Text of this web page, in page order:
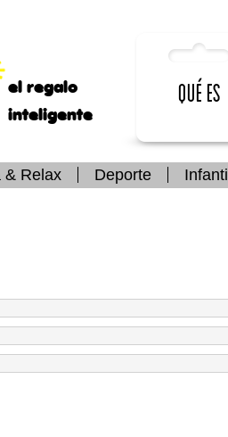
el regalo
inteligente
Qué es
& Relax Deporte